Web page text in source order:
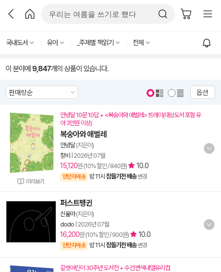
국내도서 유아 _주제별 책읽기 전체
이 분야에 9,847개의 상품이 있습니다.
옵션
미리보기
안녕달 10문 10답 + <복숭아와 애벌레> 트레이(대상도서 포함 유
아 3만원 이상)
복숭아와 애벌레
안녕달(지은이)
창비
2026년 07월
15,120원 (10% 할인 / 840원) 10.0
양탄자배송 밤 11시 잠들기전 배송 변경
퍼스트펭귄
신율마(지은이)
dodo 2026년 07월
16,200원 (10% 할인 / 900원) 10.0
양탄자배송 밤 11시 잠들기전 배송 변경
길벗어린이 30주년 도서전 + 수건.변색내열유리컵